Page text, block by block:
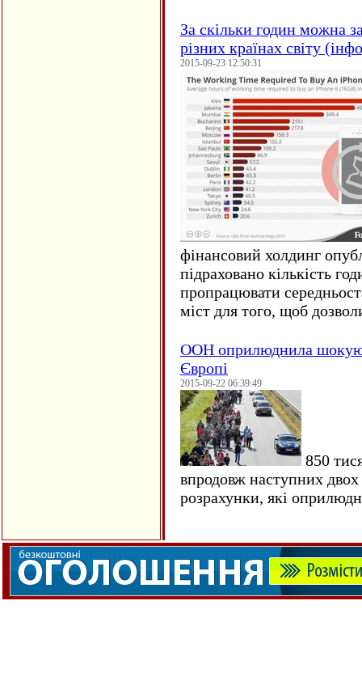
За скільки годин можна
різних країнах світу
2015-09-23 12:50:31
фінансовий холдинг
підраховано кількість
пропрацювати
міст для того, щоб
ООН оприлюднила
Європі
2015-09-22 06:39:49
850
впродовж наступних
розрахунки, які